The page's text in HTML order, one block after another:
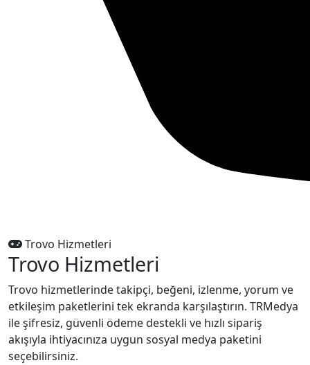
Trovo Hizmetleri
Trovo Hizmetleri
Trovo hizmetlerinde takipçi, beğeni, izlenme, yorum ve
etkileşim paketlerini tek ekranda karşılaştırın. TRMedya
ile şifresiz, güvenli ödeme destekli ve hızlı sipariş
akışıyla ihtiyacınıza uygun sosyal medya paketini
seçebilirsiniz.